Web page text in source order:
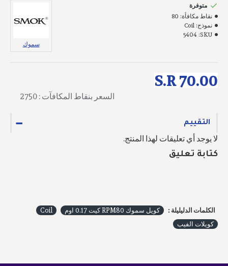
S.R 70.00
السعر بنقاط المكافآت : 2750
متوفرة
نقاط مكافأة: 80
نموذج: Coil
SKU:
5404
سموك
التقييم
لا يوجد أي تعليقات لهذا المنتج.
كتابة تعليق
الكلمات الدليليلة : كويل سموك RPM80 كيت 0.17 اوم
Coil
كويلات الفيب